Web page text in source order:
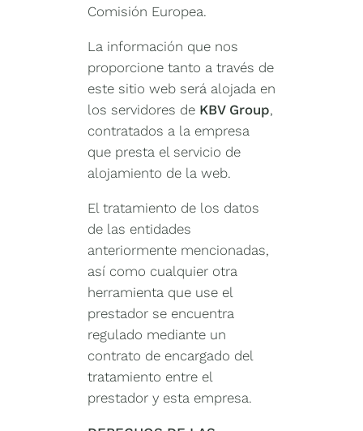
Comisión Europea.
La información que nos
proporcione tanto a través de
este sitio web será alojada en
los servidores de KBV Group,
contratados a la empresa
que presta el servicio de
alojamiento de la web.
El tratamiento de los datos
de las entidades
anteriormente mencionadas,
así como cualquier otra
herramienta que use el
prestador se encuentra
regulado mediante un
contrato de encargado del
tratamiento entre el
prestador y esta empresa.